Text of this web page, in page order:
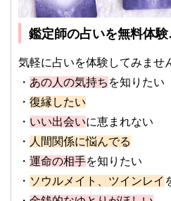
鑑定師の占いを無料体験
気軽に占いを体験してみませ
・ あの人の気持ち を知りたい
・ 復縁したい
・ いい出会いに恵まれない
・ 人間関係に悩んでる
・ 運命の相手を知りたい
・ ソウルメイト、ツインレイ